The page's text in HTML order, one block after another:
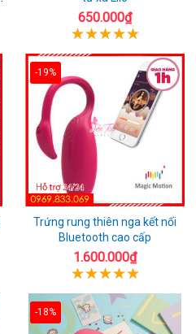
650.000₫
-19%
Trứng rung thiên nga kết nối
Bluetooth cao cấp
1.600.000₫
-18%